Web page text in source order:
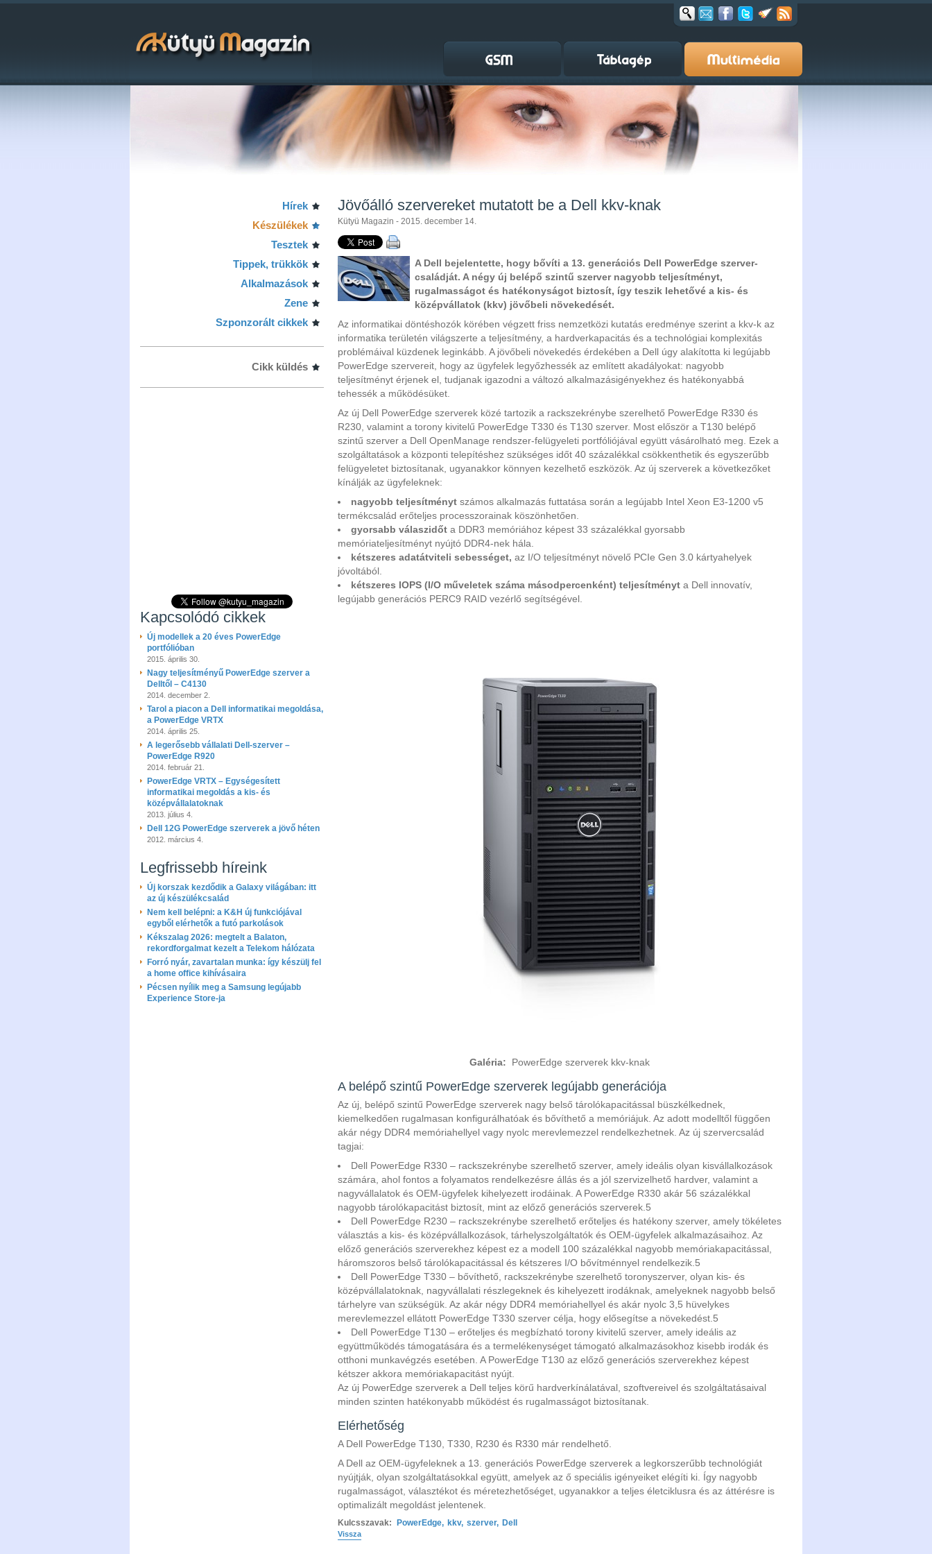
Hírek
Készülékek
Tesztek
Tippek, trükkök
Alkalmazások
Zene
Szponzorált cikkek
Cikk küldés
Kapcsolódó cikkek
Új modellek a 20 éves PowerEdge
portfólióban
2015. április 30.
Nagy teljesítményű PowerEdge szerver a
Delltől – C4130
2014. december 2.
Tarol a piacon a Dell informatikai megoldása,
a PowerEdge VRTX
2014. április 25.
A legerősebb vállalati Dell-szerver –
PowerEdge R920
2014. február 21.
PowerEdge VRTX – Egységesített
informatikai megoldás a kis- és
középvállalatoknak
2013. július 4.
Dell 12G PowerEdge szerverek a jövő héten
2012. március 4.
Legfrissebb híreink
Új korszak kezdődik a Galaxy világában: itt
az új készülékcsalád
Nem kell belépni: a K&H új funkciójával
egyből elérhetők a futó parkolások
Kékszalag 2026: megtelt a Balaton,
rekordforgalmat kezelt a Telekom hálózata
Forró nyár, zavartalan munka: így készülj fel
a home office kihívásaira
Pécsen nyílik meg a Samsung legújabb
Experience Store-ja
Jövőálló szervereket mutatott be a Dell kkv-knak
Kütyü Magazin - 2015. december 14.
A Dell bejelentette, hogy bővíti a 13. generációs Dell PowerEdge szerver-
családját. A négy új belépő szintű szerver nagyobb teljesítményt,
rugalmasságot és hatékonyságot biztosít, így teszik lehetővé a kis- és
középvállatok (kkv) jövőbeli növekedését.
Az informatikai döntéshozók körében végzett friss nemzetközi kutatás eredménye szerint a kkv-k az
informatika területén világszerte a teljesítmény, a hardverkapacitás és a technológiai komplexitás
problémáival küzdenek leginkább. A jövőbeli növekedés érdekében a Dell úgy alakította ki legújabb
PowerEdge szervereit, hogy az ügyfelek legyőzhessék az említett akadályokat: nagyobb
teljesítményt érjenek el, tudjanak igazodni a változó alkalmazásigényekhez és hatékonyabbá
tehessék a működésüket.
Az új Dell PowerEdge szerverek közé tartozik a rackszekrénybe szerelhető PowerEdge R330 és
R230, valamint a torony kivitelű PowerEdge T330 és T130 szerver. Most először a T130 belépő
szintű szerver a Dell OpenManage rendszer-felügyeleti portfóliójával együtt vásárolható meg. Ezek a
szolgáltatások a központi telepítéshez szükséges időt 40 százalékkal csökkenthetik és egyszerűbb
felügyeletet biztosítanak, ugyanakkor könnyen kezelhető eszközök. Az új szerverek a következőket
kínálják az ügyfeleknek:
nagyobb teljesítményt számos alkalmazás futtatása során a legújabb Intel Xeon E3-1200 v5
termékcsalád erőteljes processzorainak köszönhetően.
gyorsabb válaszidőt a DDR3 memóriához képest 33 százalékkal gyorsabb
memóriateljesítményt nyújtó DDR4-nek hála.
kétszeres adatátviteli sebességet, az I/O teljesítményt növelő PCIe Gen 3.0 kártyahelyek
jóvoltából.
kétszeres IOPS (I/O műveletek száma másodpercenként) teljesítményt a Dell innovatív,
legújabb generációs PERC9 RAID vezérlő segítségével.
Galéria: PowerEdge szerverek kkv-knak
A belépő szintű PowerEdge szerverek legújabb generációja
Az új, belépő szintű PowerEdge szerverek nagy belső tárolókapacitással büszkélkednek,
kiemelkedően rugalmasan konfigurálhatóak és bővíthető a memóriájuk. Az adott modelltől függően
akár négy DDR4 memóriahellyel vagy nyolc merevlemezzel rendelkezhetnek. Az új szervercsalád
tagjai:
Dell PowerEdge R330 – rackszekrénybe szerelhető szerver, amely ideális olyan kisvállalkozások
számára, ahol fontos a folyamatos rendelkezésre állás és a jól szervizelhető hardver, valamint a
nagyvállalatok és OEM-ügyfelek kihelyezett irodáinak. A PowerEdge R330 akár 56 százalékkal
nagyobb tárolókapacitást biztosít, mint az előző generációs szerverek. 5
Dell PowerEdge R230 – rackszekrénybe szerelhető erőteljes és hatékony szerver, amely tökéletes
választás a kis- és középvállalkozások, tárhelyszolgáltatók és OEM-ügyfelek alkalmazásaihoz. Az
előző generációs szerverekhez képest ez a modell 100 százalékkal nagyobb memóriakapacitással,
háromszoros belső tárolókapacitással és kétszeres I/O bővítménnyel rendelkezik. 5
Dell PowerEdge T330 – bővíthető, rackszekrénybe szerelhető toronyszerver, olyan kis- és
középvállalatoknak, nagyvállalati részlegeknek és kihelyezett irodáknak, amelyeknek nagyobb belső
tárhelyre van szükségük. Az akár négy DDR4 memóriahellyel és akár nyolc 3,5 hüvelykes
merevlemezzel ellátott PowerEdge T330 szerver célja, hogy elősegítse a növekedést. 5
Dell PowerEdge T130 – erőteljes és megbízható torony kivitelű szerver, amely ideális az
együttműködés támogatására és a termelékenységet támogató alkalmazásokhoz kisebb irodák és
otthoni munkavégzés esetében. A PowerEdge T130 az előző generációs szerverekhez képest
kétszer akkora memóriakapacitást nyújt.
Az új PowerEdge szerverek a Dell teljes körű hardverkínálatával, szoftvereivel és szolgáltatásaival
minden szinten hatékonyabb működést és rugalmasságot biztosítanak.
Elérhetőség
A Dell PowerEdge T130, T330, R230 és R330 már rendelhető.
A Dell az OEM-ügyfeleknek a 13. generációs PowerEdge szerverek a legkorszerűbb technológiát
nyújtják, olyan szolgáltatásokkal együtt, amelyek az ő speciális igényeiket elégíti ki. Így nagyobb
rugalmasságot, választékot és méretezhetőséget, ugyanakkor a teljes életciklusra és az áttérésre is
optimalizált megoldást jelentenek.
Kulcsszavak: PowerEdge, kkv, szerver, Dell
Vissza